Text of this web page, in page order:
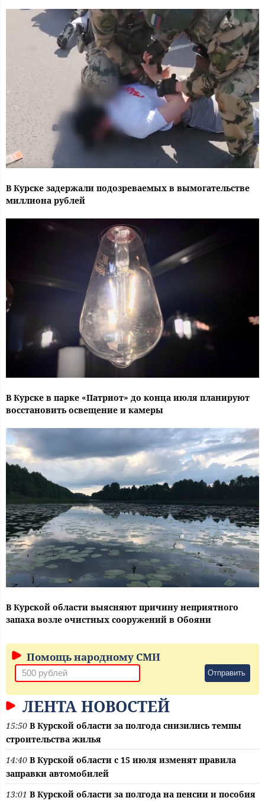
В Курске задержали подозреваемых в вымогательстве
миллиона рублей
В Курске в парке «Патриот» до конца июля планируют
восстановить освещение и камеры
В Курской области выясняют причину неприятного
запаха возле очистных сооружений в Обояни
Помощь народному СМИ
Отправить
ЛЕНТА НОВОСТЕЙ
15:50 В Курской области за полгода снизились темпы
строительства жилья
14:40 В Курской области с 15 июля изменят правила
заправки автомобилей
13:01 В Курской области за полгода на пенсии и пособия